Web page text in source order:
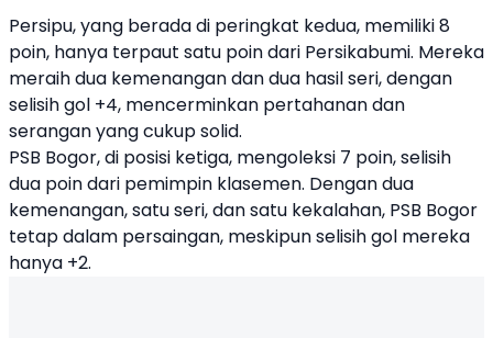
Persipu, yang berada di peringkat kedua, memiliki 8
poin, hanya terpaut satu poin dari Persikabumi. Mereka
meraih dua kemenangan dan dua hasil seri, dengan
selisih gol +4, mencerminkan pertahanan dan
serangan yang cukup solid.
PSB Bogor, di posisi ketiga, mengoleksi 7 poin, selisih
dua poin dari pemimpin klasemen. Dengan dua
kemenangan, satu seri, dan satu kekalahan, PSB Bogor
tetap dalam persaingan, meskipun selisih gol mereka
hanya +2.